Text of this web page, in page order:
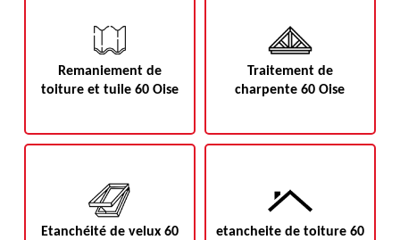
Remaniement de
toiture et tuile 60 Oise
Traitement de
charpente 60 Oise
Etanchéité de velux 60
etancheite de toiture 60